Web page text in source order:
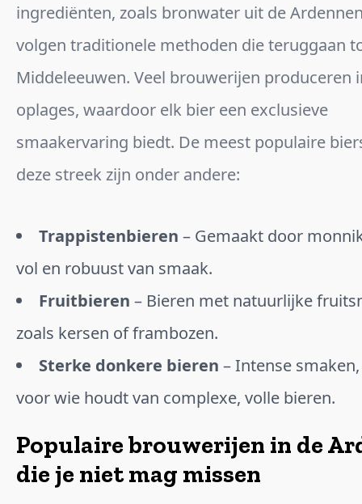
ingrediënten, zoals bronwater uit de
volgen traditionele methoden die teruggaan
Middeleeuwen. Veel brouwerijen produceren
oplages, waardoor elk bier een exclusieve
smaakervaring biedt. De meest populaire
deze streek zijn onder andere:
Trappistenbieren – Gemaakt door
vol en robuust van smaak.
Fruitbieren – Bieren met natuurlijke
zoals kersen of frambozen.
Sterke donkere bieren – Intense
voor wie houdt van complexe, volle bieren.
Populaire brouwerijen in de
die je niet mag missen